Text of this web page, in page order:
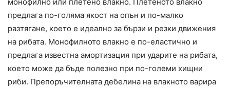
предлага по-голяма якост на опън и по-малко
разтягане, което е идеално за бързи и резки движения
на рибата. Монофилното влакно е по-еластично и
предлага известна амортизация при ударите на рибата,
което може да бъде полезно при по-големи хищни
риби. Препоръчителната дебелина на влакното варира